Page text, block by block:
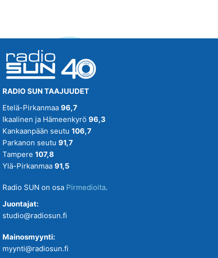
RADIO SUN TAAJUUDET
Etelä-Pirkanmaa 96,7
Ikaalinen ja Hämeenkyrö 96,3
Kankaanpään seutu 106,7
Parkanon seutu 91,7
Tampere 107,8
Ylä-Pirkanmaa 91,5
Radio SUN on osa Pirmedioita.
Juontajat:
studio@radiosun.fi
Mainosmyynti:
myynti@radiosun.fi